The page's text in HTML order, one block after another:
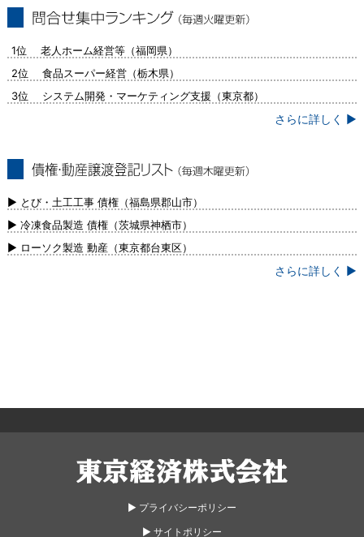
1位 老人ホーム経営等（福岡県）
2位 食品スーパー経営（栃木県）
3位 システム開発・マーケティング支援（東京都）
さらに詳しく ▶
新）
▶ とび・土工工事 債権（福島県郡山市）
▶ 冷凍食品製造 債権（茨城県神栖市）
▶ ローソク製造 動産（東京都台東区）
さらに詳しく ▶
▶︎ プライバシーポリシー
▶︎ サイトポリシー